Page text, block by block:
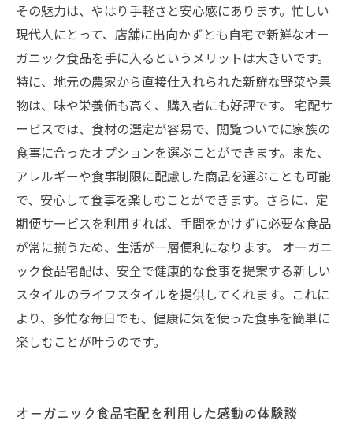
その魅力は、やはり手軽さと安心感にあります。忙しい
現代人にとって、店舗に出向かずとも自宅で新鮮なオー
ガニック食品を手に入るというメリットは大きいです。
特に、地元の農家から直接仕入れられた新鮮な野菜や果
物は、味や栄養価も高く、購入者にも好評です。 宅配サ
ービスでは、食材の選定が容易で、閲覧ついでに家族の
食事に合ったオプションを選ぶことができます。また、
アレルギーや食事制限に配慮した商品を選ぶことも可能
で、安心して食事を楽しむことができます。さらに、定
期便サービスを利用すれば、手間をかけずに必要な食品
が常に揃うため、生活が一層便利になります。 オーガニ
ック食品宅配は、安全で健康的な食事を提案する新しい
スタイルのライフスタイルを提供してくれます。これに
より、多忙な毎日でも、健康に気を使った食事を簡単に
楽しむことが叶うのです。
オーガニック食品宅配を利用した感動の体験談